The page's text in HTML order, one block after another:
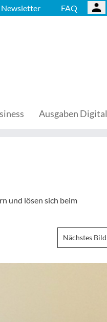
Newsletter FAQ
Ausgaben Digital
und lösen sich beim
Nächstes Bild